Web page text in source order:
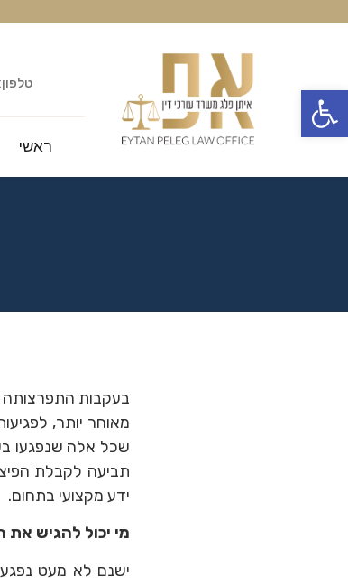
פתח סרגל נגישות טלפון:
ראשי
שכל אלה שנפגעו
תביעה לקבלת
ידע מקצועי בתחום.
מי יכול להגיש
ישנם לא מעט